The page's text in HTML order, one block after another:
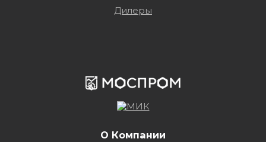
Дилеры
О Компании